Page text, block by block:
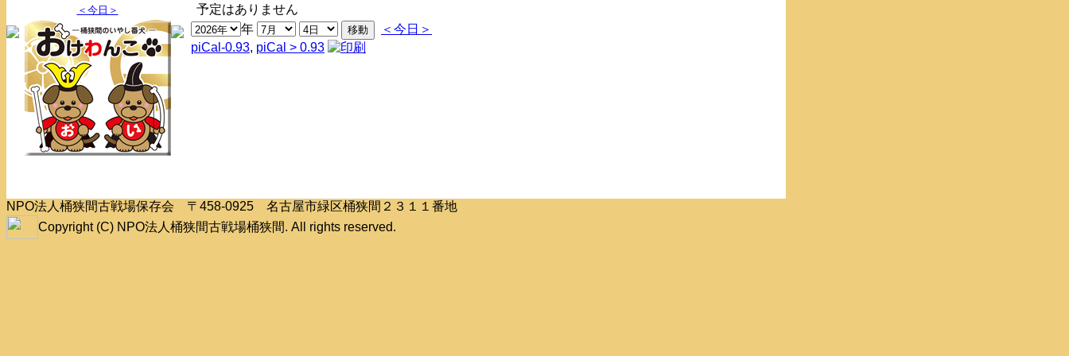
＜今日＞
予定はありません
年
＜今日＞
piCal-0.93, piCal > 0.93
NPO法人桶狭間古戦場保存会 〒458-0925 名古屋市緑区桶狭間２３１１番地
Copyright (C) NPO法人桶狭間古戦場桶狭間. All rights reserved.